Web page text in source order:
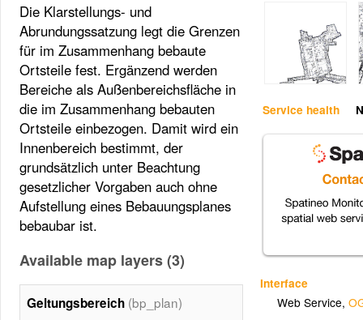
Service health
Interface
Web Service,
Die Klarstellungs- und
Abrundungssatzung legt die Grenzen
für im Zusammenhang bebaute
Ortsteile fest. Ergänzend werden
Bereiche als Außenbereichsfläche in
die im Zusammenhang bebauten
Ortsteile einbezogen. Damit wird ein
Innenbereich bestimmt, der
grundsätzlich unter Beachtung
gesetzlicher Vorgaben auch ohne
Aufstellung eines Bebauungsplanes
bebaubar ist.
Available map layers (3)
Geltungsbereich (bp_plan)